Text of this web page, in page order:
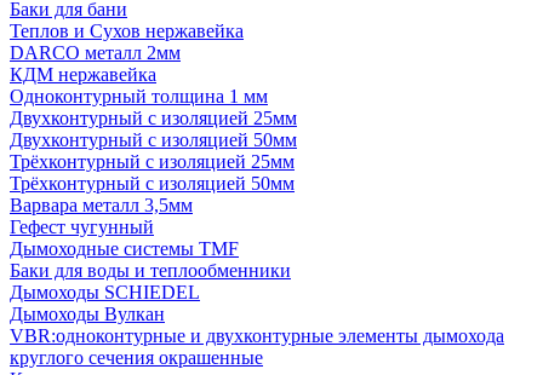
Баки для бани
Теплов и Сухов нержавейка
DARCO металл 2мм
КДМ нержавейка
Одноконтурный толщина 1 мм
Двухконтурный с изоляцией 25мм
Двухконтурный с изоляцией 50мм
Трёхконтурный с изоляцией 25мм
Трёхконтурный с изоляцией 50мм
Варвара металл 3,5мм
Гефест чугунный
Дымоходные системы TMF
Баки для воды и теплообменники
Дымоходы SCHIEDEL
Дымоходы Вулкан
VBR:одноконтурные и двухконтурные элементы дымохода
круглого сечения окрашенные